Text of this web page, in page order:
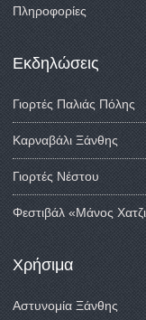
Πληροφορίες
Εκδηλώσεις
Γιορτές Παλιάς Πόλης
Καρναβάλι Ξάνθης
Γιορτές Νέστου
Φεστιβάλ «Μάνος
Χρήσιμα
Αστυνομία Ξάνθης